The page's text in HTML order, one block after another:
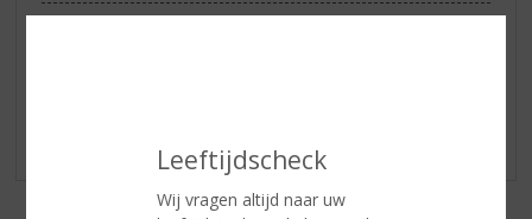
Leeftijdscheck
Wij vragen altijd naar uw